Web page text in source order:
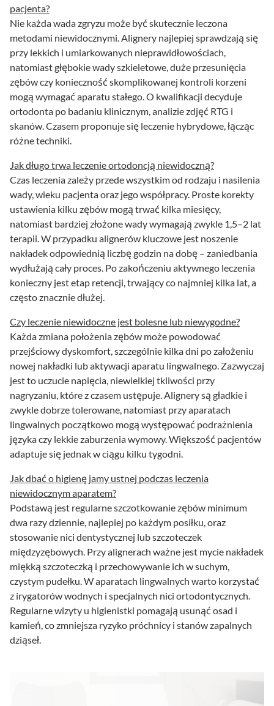
pacjenta?
Nie każda wada zgryzu może być skutecznie leczona
metodami niewidocznymi. Alignery najlepiej sprawdzają się
przy lekkich i umiarkowanych nieprawidłowościach,
natomiast głębokie wady szkieletowe, duże przesunięcia
zębów czy konieczność skomplikowanej kontroli korzeni
mogą wymagać aparatu stałego. O kwalifikacji decyduje
ortodonta po badaniu klinicznym, analizie zdjęć RTG i
skanów. Czasem proponuje się leczenie hybrydowe, łącząc
różne techniki.
Jak długo trwa leczenie ortodoncją niewidoczną?
Czas leczenia zależy przede wszystkim od rodzaju i nasilenia
wady, wieku pacjenta oraz jego współpracy. Proste korekty
ustawienia kilku zębów mogą trwać kilka miesięcy,
natomiast bardziej złożone wady wymagają zwykle 1,5–2 lat
terapii. W przypadku alignerów kluczowe jest noszenie
nakładek odpowiednią liczbę godzin na dobę – zaniedbania
wydłużają cały proces. Po zakończeniu aktywnego leczenia
konieczny jest etap retencji, trwający co najmniej kilka lat, a
często znacznie dłużej.
Czy leczenie niewidoczne jest bolesne lub niewygodne?
Każda zmiana położenia zębów może powodować
przejściowy dyskomfort, szczególnie kilka dni po założeniu
nowej nakładki lub aktywacji aparatu lingwalnego. Zazwyczaj
jest to uczucie napięcia, niewielkiej tkliwości przy
nagryzaniu, które z czasem ustępuje. Alignery są gładkie i
zwykle dobrze tolerowane, natomiast przy aparatach
lingwalnych początkowo mogą występować podrażnienia
języka czy lekkie zaburzenia wymowy. Większość pacjentów
adaptuje się jednak w ciągu kilku tygodni.
Jak dbać o higienę jamy ustnej podczas leczenia
niewidocznym aparatem?
Podstawą jest regularne szczotkowanie zębów minimum
dwa razy dziennie, najlepiej po każdym posiłku, oraz
stosowanie nici dentystycznej lub szczoteczek
międzyzębowych. Przy alignerach ważne jest mycie nakładek
miękką szczoteczką i przechowywanie ich w suchym,
czystym pudełku. W aparatach lingwalnych warto korzystać
z irygatorów wodnych i specjalnych nici ortodontycznych.
Regularne wizyty u higienistki pomagają usunąć osad i
kamień, co zmniejsza ryzyko próchnicy i stanów zapalnych
dziąseł.